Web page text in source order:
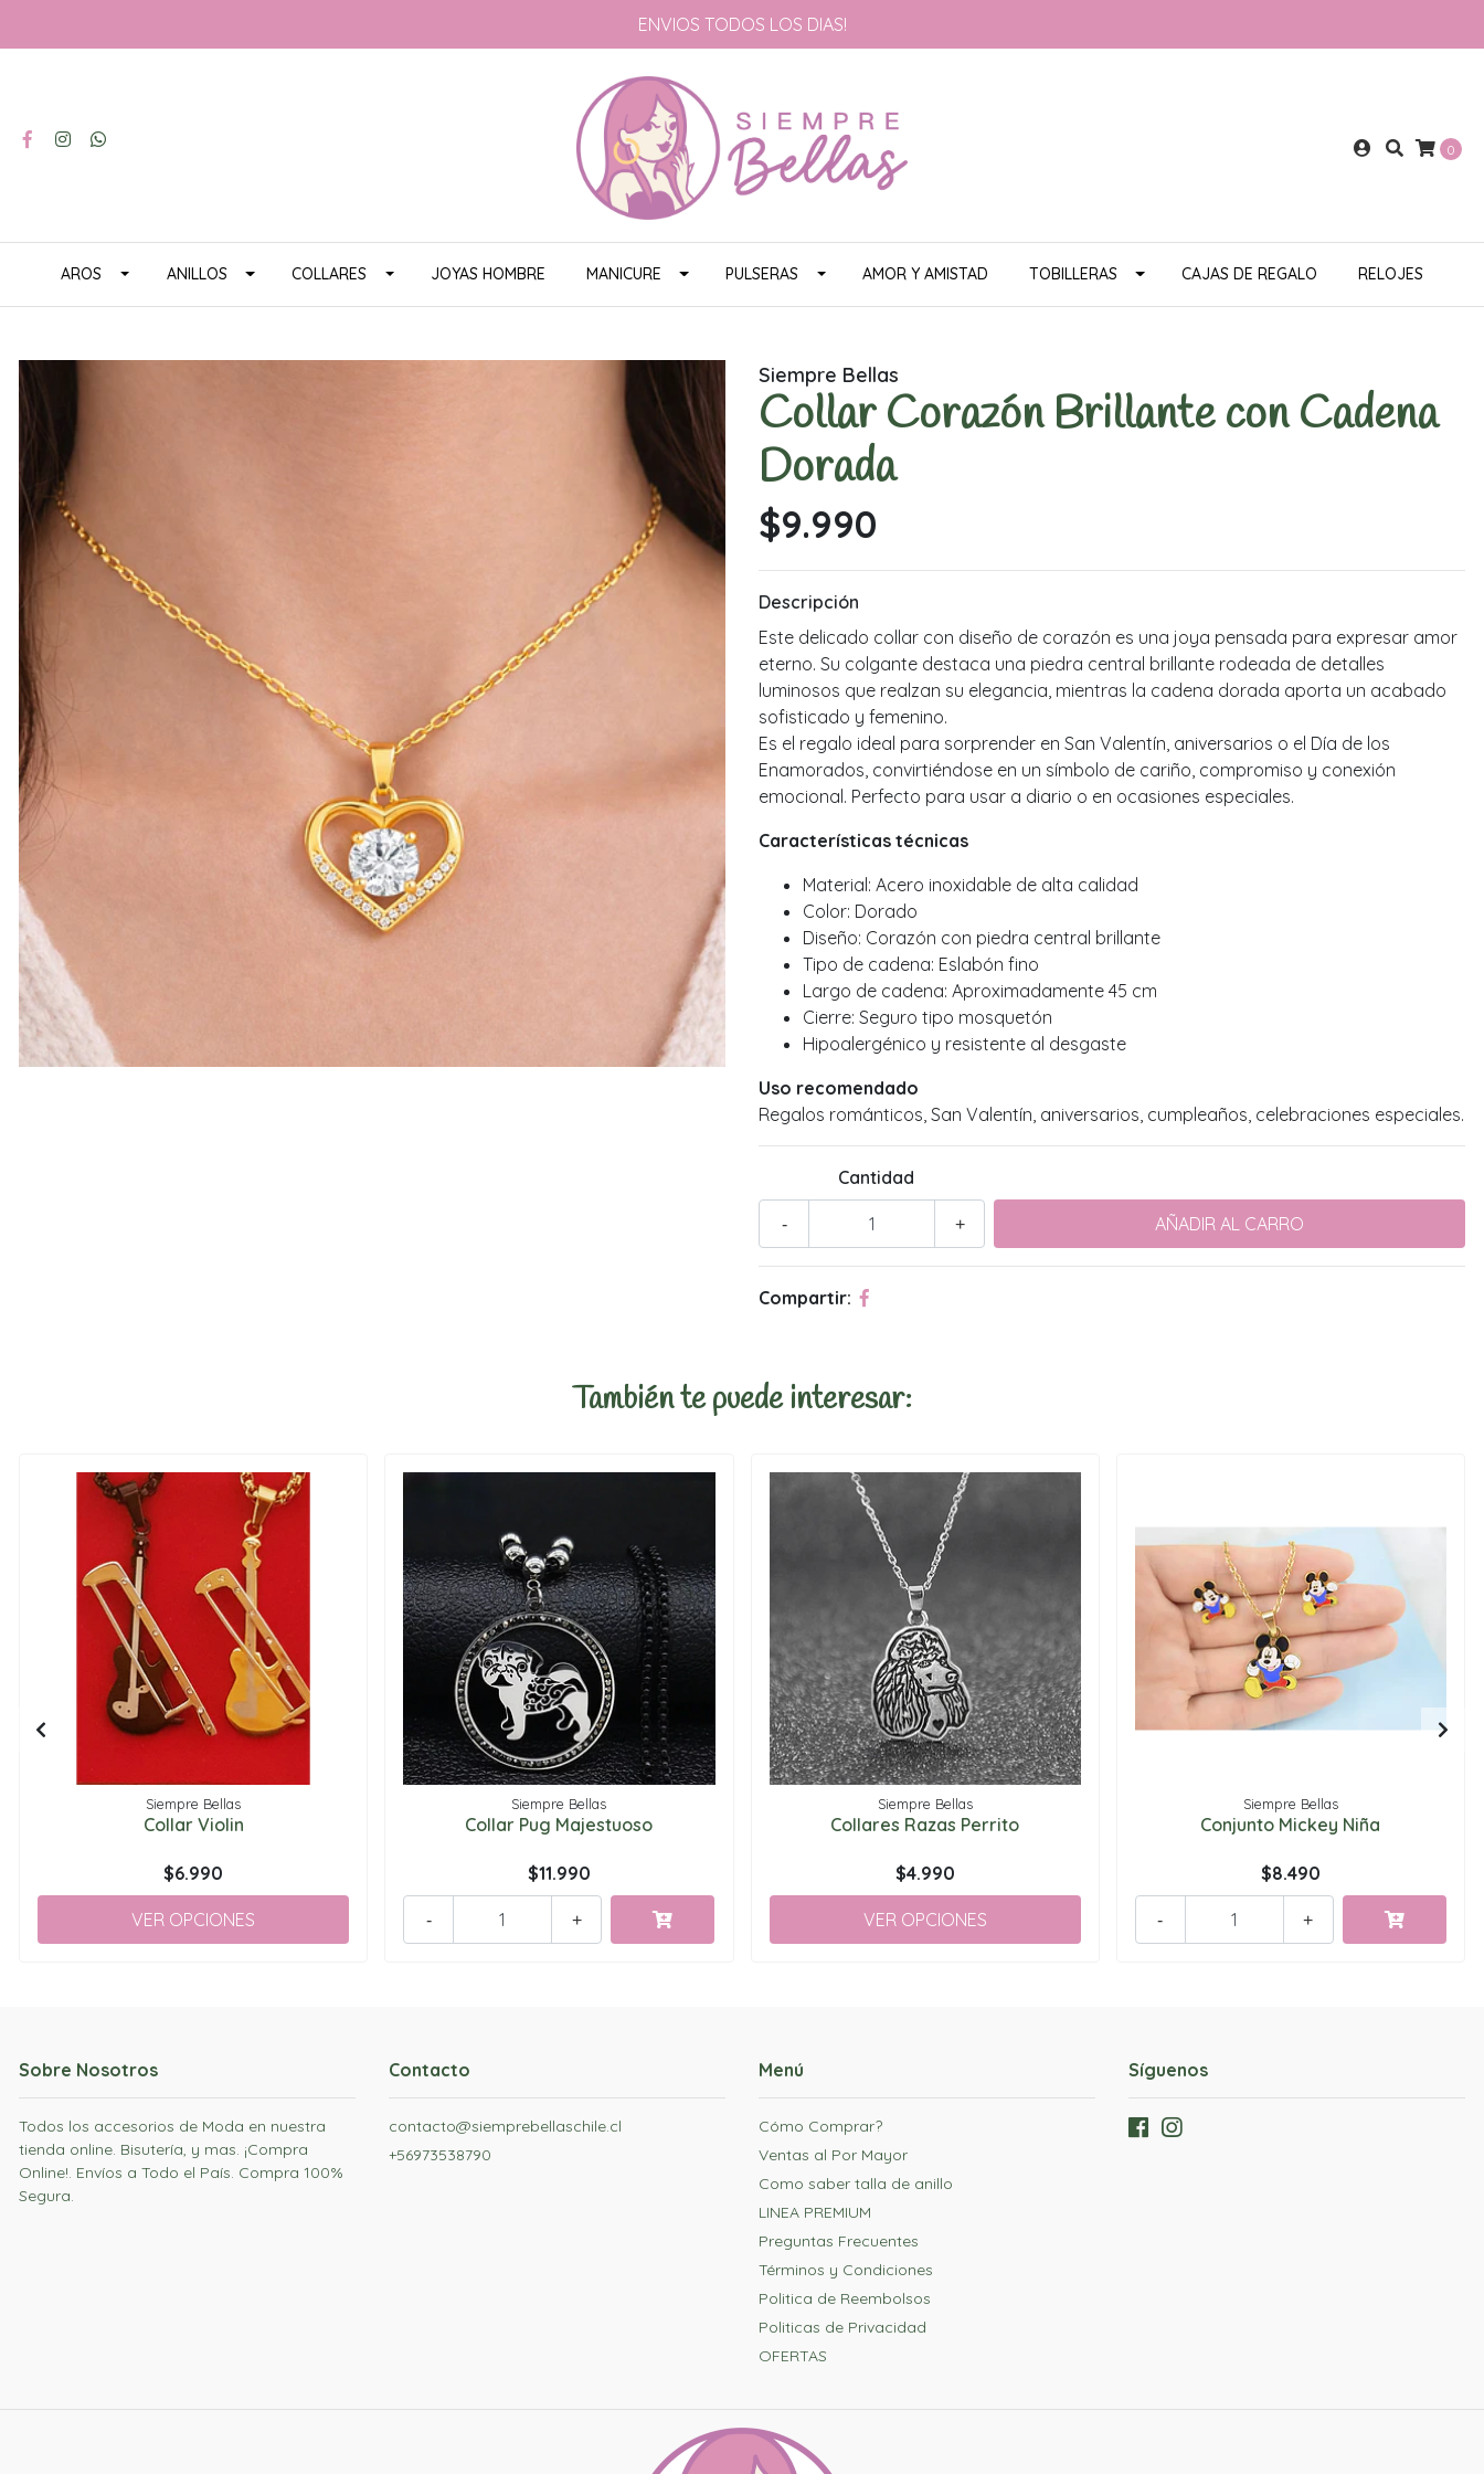
ENVIOS TODOS LOS DIAS!
0
AROS ANILLOS COLLARES JOYAS HOMBRE MANICURE PULSERAS AMOR Y AMISTAD TOBILLERAS CAJAS DE REGALO RELOJES
Siempre Bellas
Collar Corazón Brillante con Cadena
Dorada
$9.990
Descripción
Este delicado collar con diseño de corazón es una joya pensada para expresar amor
eterno. Su colgante destaca una piedra central brillante rodeada de detalles
luminosos que realzan su elegancia, mientras la cadena dorada aporta un acabado
sofisticado y femenino.
Es el regalo ideal para sorprender en San Valentín, aniversarios o el Día de los
Enamorados, convirtiéndose en un símbolo de cariño, compromiso y conexión
emocional. Perfecto para usar a diario o en ocasiones especiales.
Características técnicas
Material: Acero inoxidable de alta calidad
Color: Dorado
Diseño: Corazón con piedra central brillante
Tipo de cadena: Eslabón fino
Largo de cadena: Aproximadamente 45 cm
Cierre: Seguro tipo mosquetón
Hipoalergénico y resistente al desgaste
Uso recomendado
Regalos románticos, San Valentín, aniversarios, cumpleaños, celebraciones especiales.
Cantidad
+
-
Compartir:
También te puede interesar:
Siempre Bellas
Collar Violin
$6.990
VER OPCIONES
Siempre Bellas
Collar Pug Majestuoso
$11.990
+
-
Siempre Bellas
Collares Razas Perrito
$4.990
VER OPCIONES
Siempre Bellas
Conjunto Mickey Niña
$8.490
+
-
Sobre Nosotros
Todos los accesorios de Moda en nuestra
tienda online. Bisutería, y mas. ¡Compra
Online!. Envíos a Todo el País. Compra 100%
Segura.
Contacto
contacto@siemprebellaschile.cl
+56973538790
Menú
Cómo Comprar?
Ventas al Por Mayor
Como saber talla de anillo
LINEA PREMIUM
Preguntas Frecuentes
Términos y Condiciones
Politica de Reembolsos
Politicas de Privacidad
OFERTAS
Síguenos